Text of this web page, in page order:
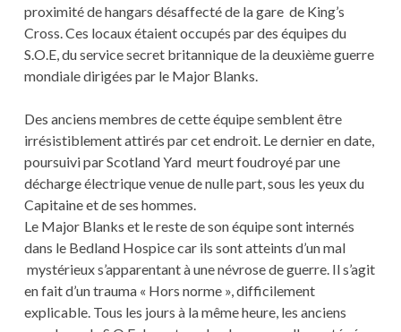
proximité de hangars désaffecté de la gare de King’s
Cross. Ces locaux étaient occupés par des équipes du
S.O.E, du service secret britannique de la deuxième guerre
mondiale dirigées par le Major Blanks.
Des anciens membres de cette équipe semblent être
irrésistiblement attirés par cet endroit. Le dernier en date,
poursuivi par Scotland Yard meurt foudroyé par une
décharge électrique venue de nulle part, sous les yeux du
Capitaine et de ses hommes.
Le Major Blanks et le reste de son équipe sont internés
dans le Bedland Hospice car ils sont atteints d’un mal
mystérieux s’apparentant à une névrose de guerre. Il s’agit
en fait d’un trauma « Hors norme », difficilement
explicable. Tous les jours à la même heure, les anciens